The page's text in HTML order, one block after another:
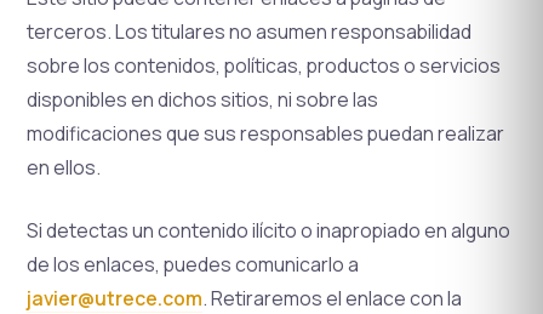
terceros. Los titulares no asumen responsabilidad
sobre los contenidos, políticas, productos o servicios
disponibles en dichos sitios, ni sobre las
modificaciones que sus responsables puedan realizar
en ellos.
Si detectas un contenido ilícito o inapropiado en alguno
de los enlaces, puedes comunicarlo a
javier@utrece.com. Retiraremos el enlace con la